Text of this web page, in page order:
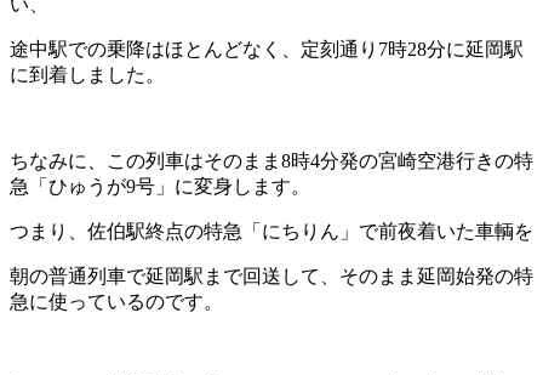
途中駅での乗降はほとんどなく、定刻通り7時28分に延岡駅
に到着しました。
ちなみに、この列車はそのまま8時4分発の宮崎空港行きの特
急「ひゅうが9号」に変身します。
つまり、佐伯駅終点の特急「にちりん」で前夜着いた車輌を
朝の普通列車で延岡駅まで回送して、そのまま延岡始発の特
急に使っているのです。